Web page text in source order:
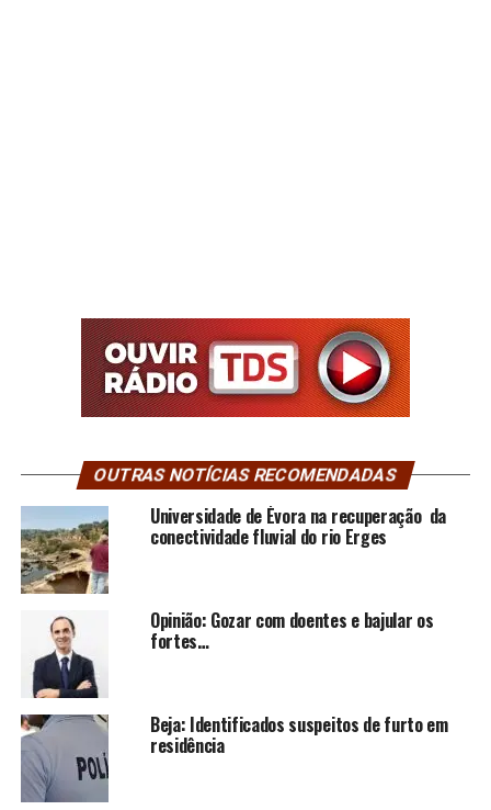
OUTRAS NOTÍCIAS RECOMENDADAS
Universidade de Évora na recuperação da
conectividade fluvial do rio Erges
Opinião: Gozar com doentes e bajular os
fortes…
Beja: Identificados suspeitos de furto em
residência